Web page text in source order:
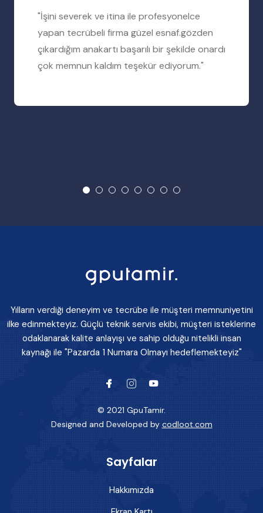
"İşini severek ve itina ile profesyonelce
yapan tecrübeli firma güzel esnaf.gözden
çıkardığım anakartı başarılı bir şekilde onardı
çok memnun kaldım teşekür ediyorum."
Yılların verdiği deneyim ve tecrübe ile müşteri memnuniyetini
ilke edinmekteyiz. Güçlü teknik servis ekibi, müşteri isteklerine
odaklanarak kalite anlayışı ve sahip olduğu nitelikli insan
kaynağı ile "Pazarda 1 Numara Olmayı hedeflemekteyiz"
© 2021 GpuTamir.
Designed and Developed by codloot.com
Sayfalar
Hakkımızda